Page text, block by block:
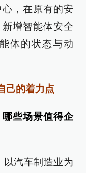
，在原有的安
增智能体安全
体的状态与动
己的着力点
些场景值得企
以汽车制造业为